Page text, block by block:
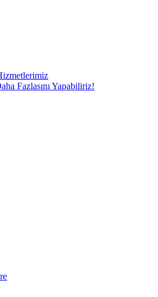
Fazlasını Yapabiliriz!